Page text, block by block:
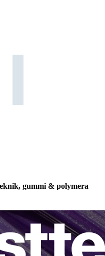
gummi & polymera